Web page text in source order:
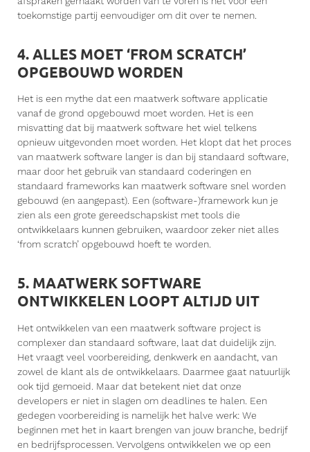
toekomstige partij eenvoudiger om dit over te nemen.
4. ALLES MOET ‘FROM SCRATCH’
OPGEBOUWD WORDEN
Het is een mythe dat een maatwerk software applicatie
vanaf de grond opgebouwd moet worden. Het is een
misvatting dat bij maatwerk software het wiel telkens
opnieuw uitgevonden moet worden. Het klopt dat het proces
van maatwerk software langer is dan bij standaard software,
maar door het gebruik van standaard coderingen en
standaard frameworks kan maatwerk software snel worden
gebouwd (en aangepast). Een (software-)framework kun je
zien als een grote gereedschapskist met tools die
ontwikkelaars kunnen gebruiken, waardoor zeker niet alles
‘from scratch’ opgebouwd hoeft te worden.
5. MAATWERK SOFTWARE
ONTWIKKELEN LOOPT ALTIJD UIT
Het ontwikkelen van een maatwerk software project is
complexer dan standaard software, laat dat duidelijk zijn.
Het vraagt veel voorbereiding, denkwerk en aandacht, van
zowel de klant als de ontwikkelaars. Daarmee gaat natuurlijk
ook tijd gemoeid. Maar dat betekent niet dat onze
developers er niet in slagen om deadlines te halen. Een
gedegen voorbereiding is namelijk het halve werk: We
beginnen met het in kaart brengen van jouw branche, bedrijf
en bedrijfsprocessen. Vervolgens ontwikkelen we op een